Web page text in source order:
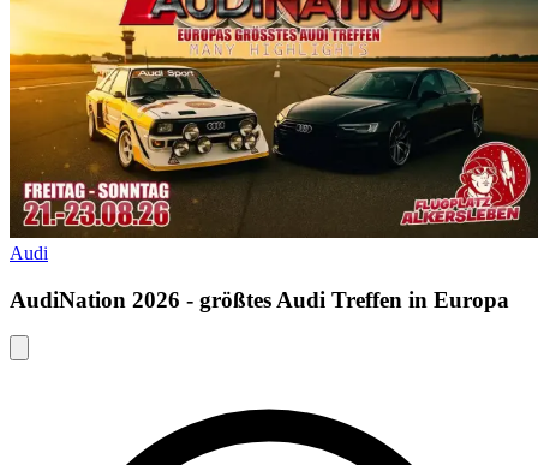
Audi
AudiNation 2026 - größtes Audi Treffen in Europa